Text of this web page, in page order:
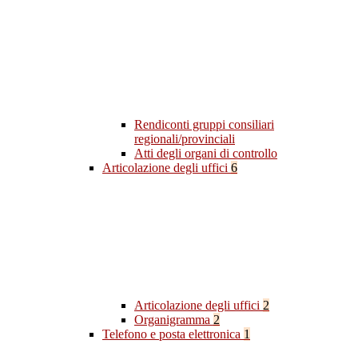
Rendiconti gruppi consiliari
regionali/provinciali
Atti degli organi di controllo
Articolazione degli uffici 6
Articolazione degli uffici 2
Organigramma 2
Telefono e posta elettronica 1